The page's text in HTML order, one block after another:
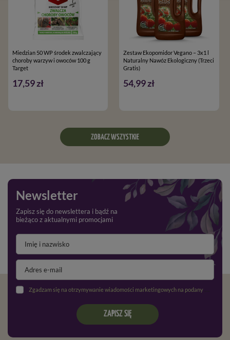
Miedzian 50 WP środek zwalczający
choroby warzyw i owoców 100 g
Target
17,59 zł
Zestaw Ekopomidor Vegano – 3x1 l
Naturalny Nawóz Ekologiczny (Trzeci
Gratis)
54,99 zł
ZOBACZ WSZYSTKIE
Newsletter
Zapisz się do newslettera i bądź na
bieżąco z aktualnymi promocjami
Zgadzam się na otrzymywanie wiadomości marketingowych na podany adres e-mail oraz przetwarzanie danych osobowych zgodnie z
ZAPISZ SIĘ